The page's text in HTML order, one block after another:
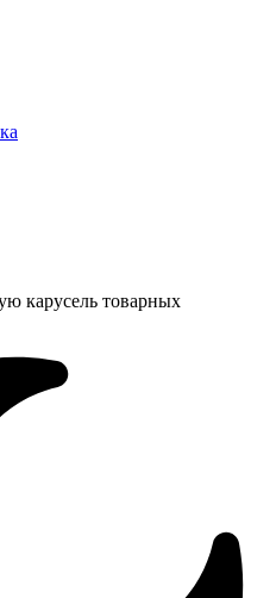
карусель товарных